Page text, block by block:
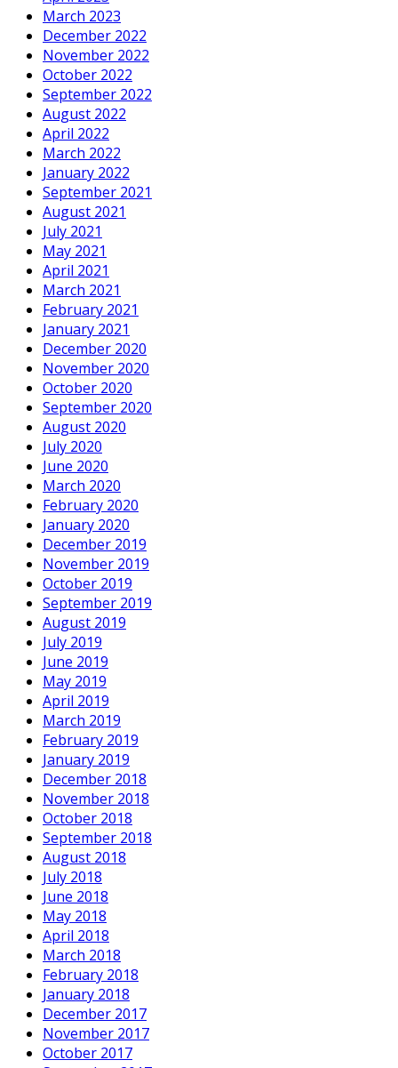
March 2023
December 2022
November 2022
October 2022
September 2022
August 2022
April 2022
March 2022
January 2022
September 2021
August 2021
July 2021
May 2021
April 2021
March 2021
February 2021
January 2021
December 2020
November 2020
October 2020
September 2020
August 2020
July 2020
June 2020
March 2020
February 2020
January 2020
December 2019
November 2019
October 2019
September 2019
August 2019
July 2019
June 2019
May 2019
April 2019
March 2019
February 2019
January 2019
December 2018
November 2018
October 2018
September 2018
August 2018
July 2018
June 2018
May 2018
April 2018
March 2018
February 2018
January 2018
December 2017
November 2017
October 2017